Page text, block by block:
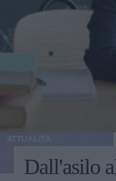
Dall'asilo